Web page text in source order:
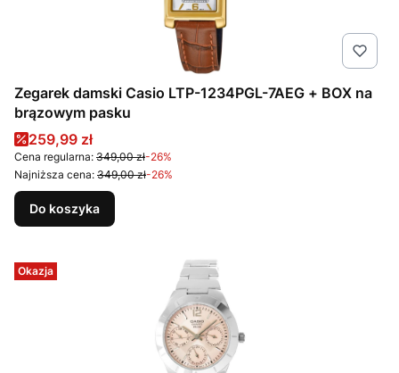
Zegarek damski Casio LTP-1234PGL-7AEG + BOX na
brązowym pasku
Cena promocyjna
259,99 zł
Cena regularna: 349,00 zł-26%
Najniższa cena: 349,00 zł-26%
Do koszyka
Okazja